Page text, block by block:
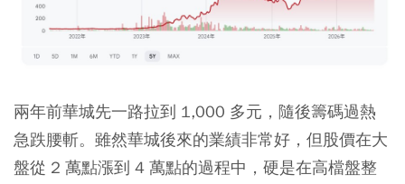
兩年前華城先一路拉到 1,000 多元，隨後籌碼過熱
急跌腰斬。雖然華城後來的業績非常好，但股價在大
盤從 2 萬點漲到 4 萬點的過程中，硬是在高檔盤整